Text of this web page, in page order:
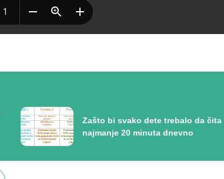
Zašto bi svako dete trebalo da čita
najmanje 20 minuta dnevno